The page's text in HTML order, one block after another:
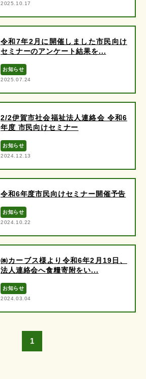
2025.10.17
令和7年2月に開催しました市民向け
セミナーのアンケート結果を...
お知らせ
2025.07.24
2/2伊賀市社会福祉法人連絡会 令和6
年度 市民向けセミナー
お知らせ
2024.12.13
令和6年度市民向けセミナー開催予告
お知らせ
2024.10.22
㈱カーブス様より令和6年2月19日、
法人連絡会へ食糧寄附をい...
お知らせ
2024.03.04
1